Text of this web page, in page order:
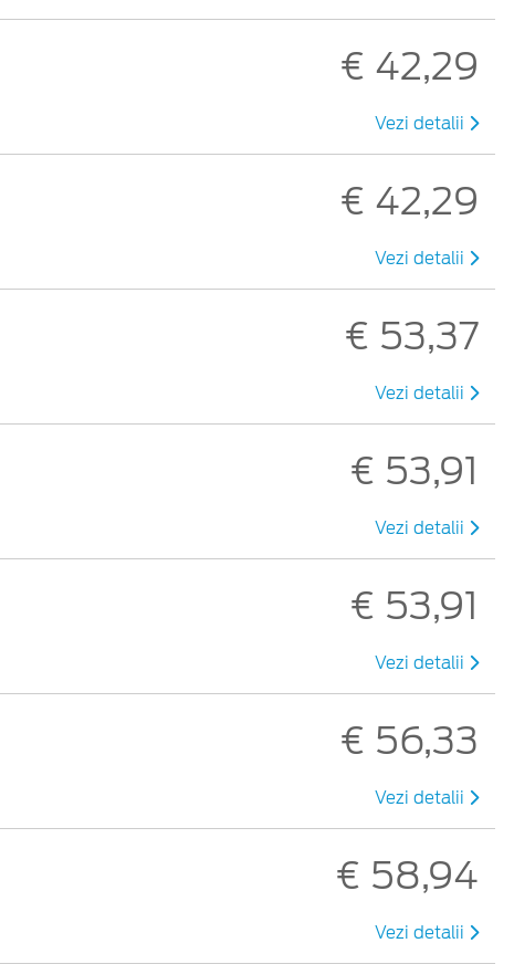
€ 42,29
Vezi detalii
€ 42,29
Vezi detalii
€ 53,37
Vezi detalii
€ 53,91
Vezi detalii
€ 53,91
Vezi detalii
€ 56,33
Vezi detalii
€ 58,94
Vezi detalii